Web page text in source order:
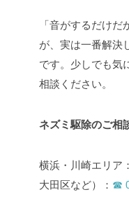
「音がするだけ
が、実は一番解決
です。少しでも気
相談ください。
ネズミ駆除のご相
横浜・川崎エリア：
大田区など）： ☎